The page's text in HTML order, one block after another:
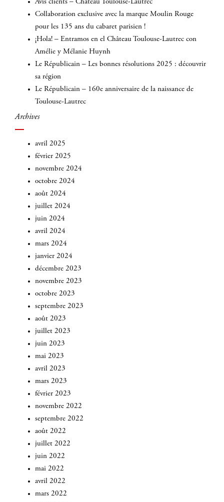
Avis clients – Château Toulouse-Lautrec
Collaboration exclusive avec la marque Moulin Rouge
pour les 135 ans du cabaret parisien !
¡Hola! – Entramos en el Château Toulouse-Lautrec con
Amélie y Mélanie Huynh
Le Républicain – Les bonnes résolutions 2025 : découvrir
sa région
Le Républicain – 160e anniversaire de la naissance de
Toulouse-Lautrec
Archives
avril 2025
février 2025
novembre 2024
octobre 2024
août 2024
juillet 2024
juin 2024
avril 2024
mars 2024
janvier 2024
décembre 2023
novembre 2023
octobre 2023
septembre 2023
août 2023
juillet 2023
juin 2023
mai 2023
avril 2023
mars 2023
février 2023
novembre 2022
septembre 2022
août 2022
juillet 2022
juin 2022
mai 2022
avril 2022
mars 2022